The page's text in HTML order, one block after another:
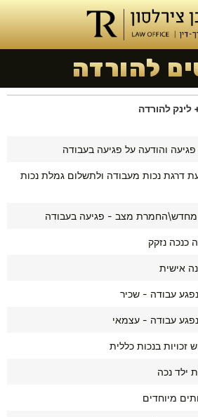
להורדה
להורדה
והודעה על פגיעה בעבודה
דרגת נכות מעבודה ולתשלום גמלת נכות
מחדש\החמרת מצב - פגיעה בעבודה
כנכה נזקק
אישית
עבודה - שכיר
עבודה - עצמאי
זכויות בנכות כללית
ילד נכה
מיוחדים